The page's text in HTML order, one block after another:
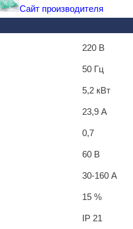
Сайт производителя
220 В
50 Гц
5,2 кВт
23,9 А
0,7
60 В
30-160 А
15 %
IP 21